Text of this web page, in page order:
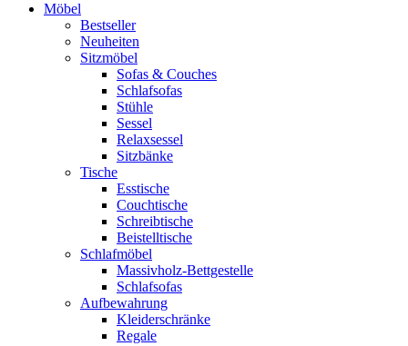
Möbel
Bestseller
Neuheiten
Sitzmöbel
Sofas & Couches
Schlafsofas
Stühle
Sessel
Relaxsessel
Sitzbänke
Tische
Esstische
Couchtische
Schreibtische
Beistelltische
Schlafmöbel
Massivholz-Bettgestelle
Schlafsofas
Aufbewahrung
Kleiderschränke
Regale